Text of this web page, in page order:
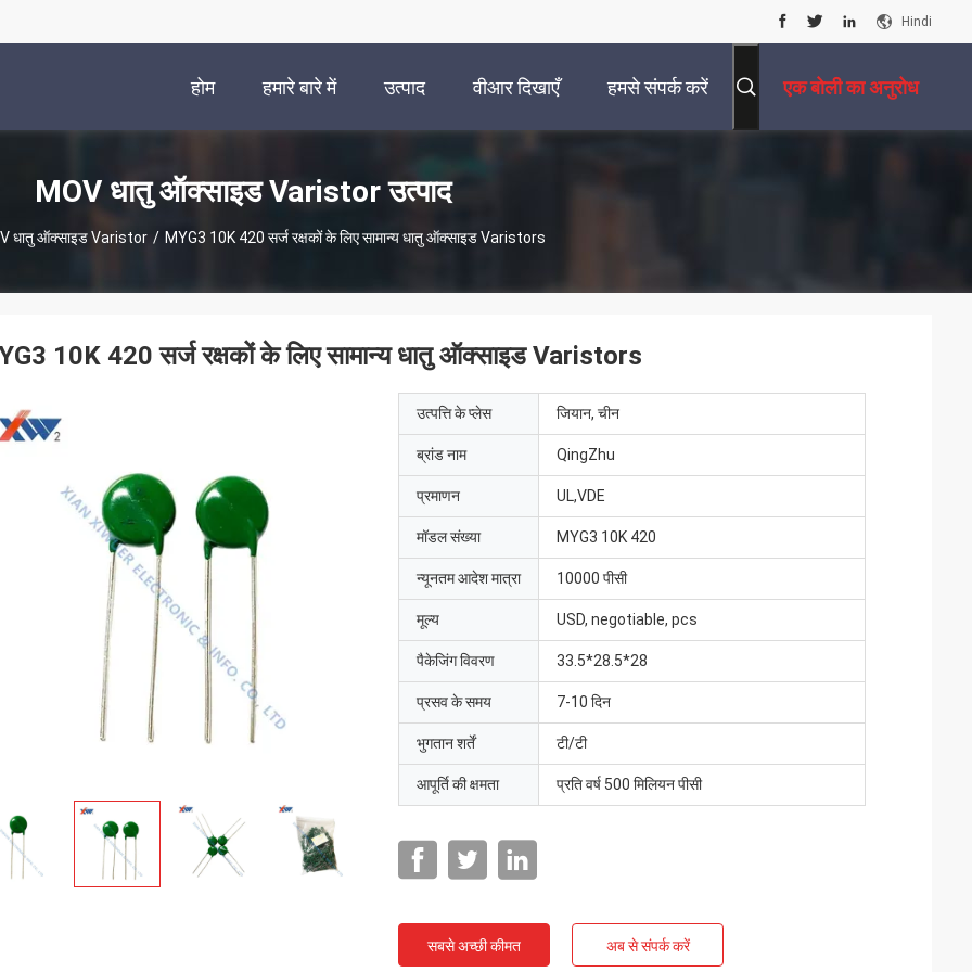
Hindi
होम हमारे बारे में उत्पाद वीआर दिखाएँ हमसे संपर्क करें एक बोली का अनुरोध
MOV धातु ऑक्साइड Varistor उत्पाद
धातु ऑक्साइड Varistor / MYG3 10K 420 सर्ज रक्षकों के लिए सामान्य धातु ऑक्साइड Varistors
10K 420 सर्ज रक्षकों के लिए सामान्य धातु ऑक्साइड Varistors
उत्पत्ति के प्लेस जियान, चीन
ब्रांड नाम QingZhu
प्रमाणन UL,VDE
मॉडल संख्या MYG3 10K 420
न्यूनतम आदेश मात्रा 10000 पीसी
मूल्य USD, negotiable, pcs
पैकेजिंग विवरण 33.5*28.5*28
प्रसव के समय 7-10 दिन
भुगतान शर्तें टी/टी
आपूर्ति की क्षमता प्रति वर्ष 500 मिलियन पीसी
सबसे अच्छी कीमत अब से संपर्क करें